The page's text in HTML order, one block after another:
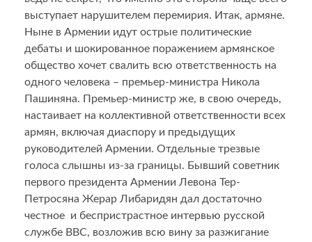
выступает нарушителем перемирия. Итак, армяне.
Ныне в Армении идут острые политические
дебаты и шокированное поражением армянское
общество хочет свалить всю ответственность на
одного человека – премьер-министра Никола
Пашиняна. Премьер-министр же, в свою очередь,
настаивает на коллективной ответственности всех
армян, включая диаспору и предыдущих
руководителей Армении. Отдельные трезвые
голоса слышны из-за границы. Бывший советник
первого президента Армении Левона Тер-
Петросяна Жерар Либаридян дал достаточно
честное и беспристрастное интервью русской
службе ВВС, возложив всю вину за разжигание